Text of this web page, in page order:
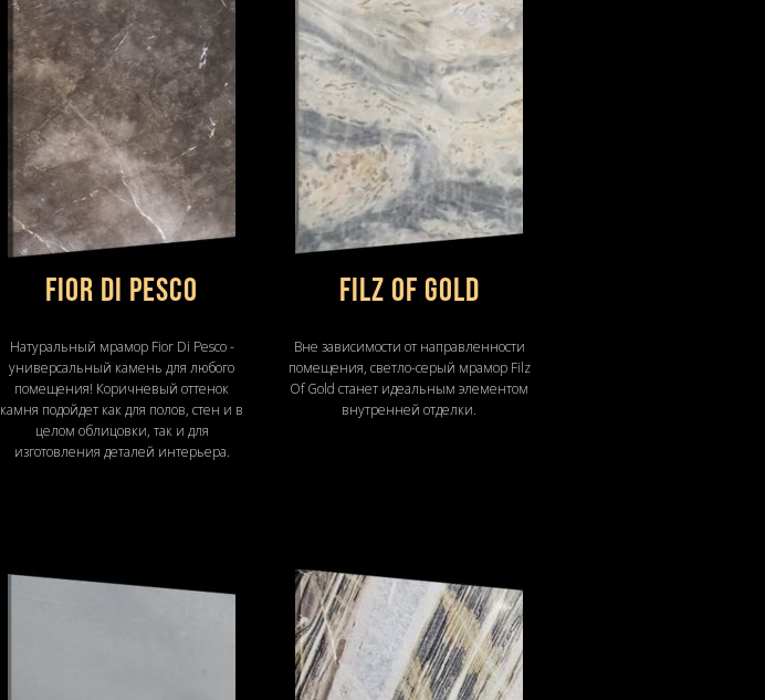
Fior Di Pesco
Натуральный мрамор Fior Di Pesco -
универсальный камень для любого
помещения! Коричневый оттенок
камня подойдет как для полов, стен и в
целом облицовки, так и для
изготовления деталей интерьера.
Filz Of Gold
Вне зависимости от направленности
помещения, светло-серый мрамор Filz
Of Gold станет идеальным элементом
внутренней отделки.